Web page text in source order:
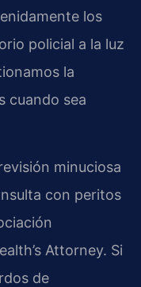
los
policial a la luz
la
cuando sea
minuciosa
con peritos
Attorney. Si
de